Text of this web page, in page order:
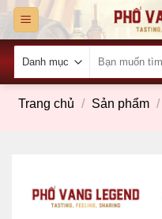
Skip
content
kiếm:
Trang chủ / Sản phẩm /